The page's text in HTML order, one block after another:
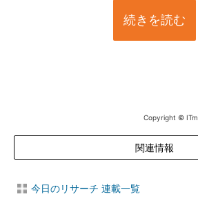
続きを読む
Copyright ©
関連情報
今日のリサーチ 連載一覧